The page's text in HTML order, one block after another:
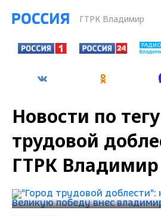
ГТРК Владимир
Новости по
трудовой
ГТРК Владимир